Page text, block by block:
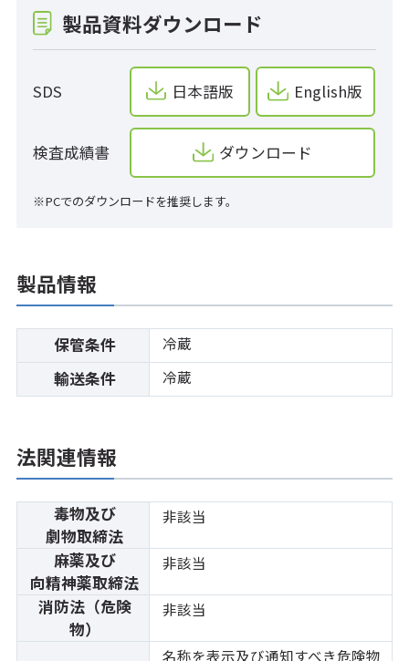
製品資料ダウンロード
SDS 日本語版 English版
検査成績書 ダウンロード
※PCでのダウンロードを推奨します。
製品情報
保管条件 冷蔵
輸送条件 冷蔵
法関連情報
毒物及び
劇物取締法
非該当
麻薬及び
向精神薬取締法
非該当
消防法（危険
物）
非該当
名称を表示及び通知すべき危険物